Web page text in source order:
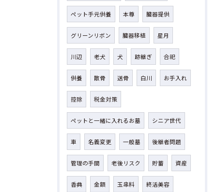
ペット手元供養 本尊 臓器提供
グリーンリボン 臓器移植 星月
川辺 老犬 犬 跡継ぎ 合祀
供養 散骨 送骨 白川 お手入れ
控除 税金対策
ペットと一緒に入れるお墓 シニア世代
車 名義変更 一般墓 後継者問題
管理の手間 老後リスク 貯蓄 資産
香典 金額 玉串料 終活美容